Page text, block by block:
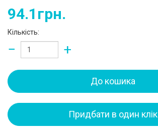
94.1грн.
Кількість:
− +
До кошика
Придбати в один клік